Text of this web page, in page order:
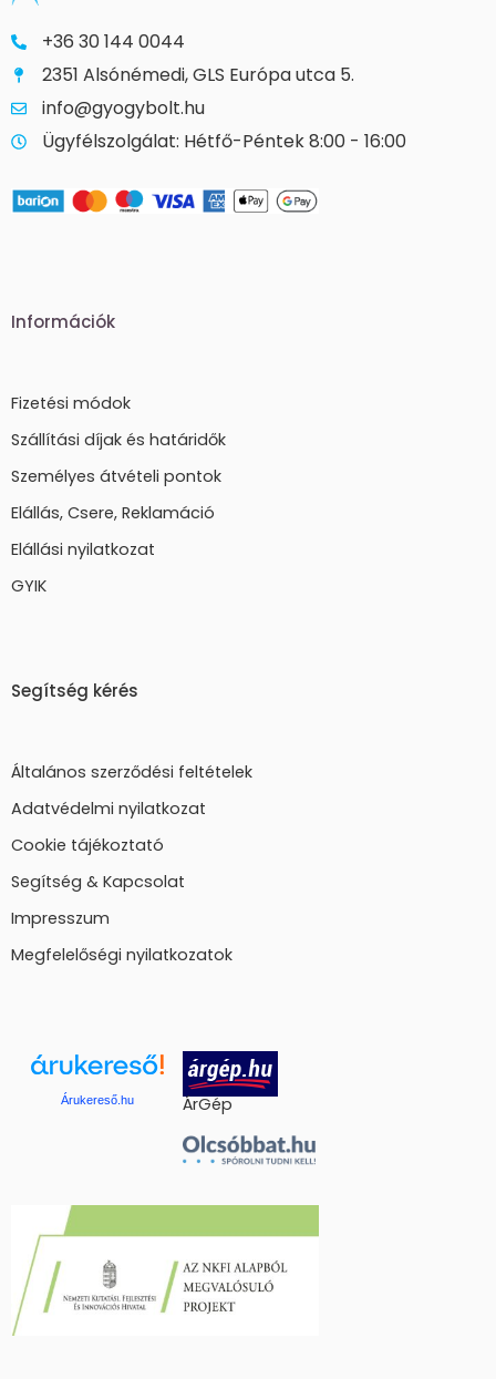
+36 30 144 0044
2351 Alsónémedi, GLS Európa utca 5.
info@gyogybolt.hu
Ügyfélszolgálat: Hétfő-Péntek 8:00 - 16:00
Információk
Fizetési módok
Szállítási díjak és határidők
Személyes átvételi pontok
Elállás, Csere, Reklamáció
Elállási nyilatkozat
GYIK
Segítség kérés
Általános szerződési feltételek
Adatvédelmi nyilatkozat
Cookie tájékoztató
Segítség & Kapcsolat
Impresszum
Megfelelőségi nyilatkozatok
Árukereső.hu ÁrGép